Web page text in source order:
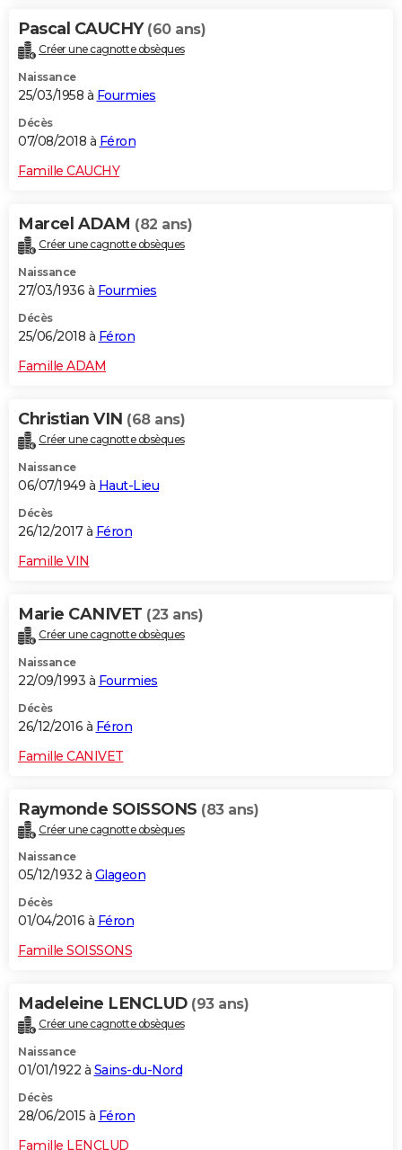
Pascal CAUCHY (60 ans)
Créer une cagnotte obsèques
Naissance
25/03/1958 à Fourmies
Décès
07/08/2018 à Féron
Famille CAUCHY
Marcel ADAM (82 ans)
Créer une cagnotte obsèques
Naissance
27/03/1936 à Fourmies
Décès
25/06/2018 à Féron
Famille ADAM
Christian VIN (68 ans)
Créer une cagnotte obsèques
Naissance
06/07/1949 à Haut-Lieu
Décès
26/12/2017 à Féron
Famille VIN
Marie CANIVET (23 ans)
Créer une cagnotte obsèques
Naissance
22/09/1993 à Fourmies
Décès
26/12/2016 à Féron
Famille CANIVET
Raymonde SOISSONS (83 ans)
Créer une cagnotte obsèques
Naissance
05/12/1932 à Glageon
Décès
01/04/2016 à Féron
Famille SOISSONS
Madeleine LENCLUD (93 ans)
Créer une cagnotte obsèques
Naissance
01/01/1922 à Sains-du-Nord
Décès
28/06/2015 à Féron
Famille LENCLUD